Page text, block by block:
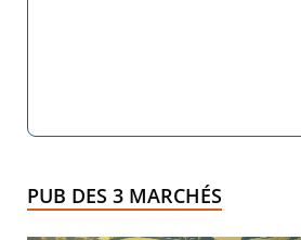
PUB DES 3 MARCHÉS